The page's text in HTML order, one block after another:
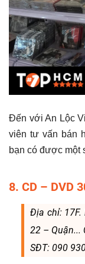
Đến với An Lộc
viên tư vấn bán
bạn có được một
8. CD – DVD
Địa chỉ: 17F.
22 – Quận...
SĐT: 090